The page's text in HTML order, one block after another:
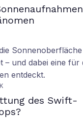
– und dabei eine für
entdeckt.
des Swift-